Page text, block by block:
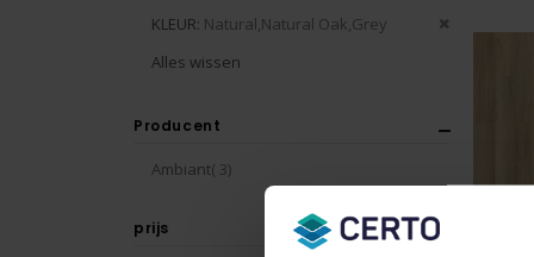
KLEUR Natural,Natural Oak,Grey
Alles wissen
Producent
Ambiant 3producten
prijs